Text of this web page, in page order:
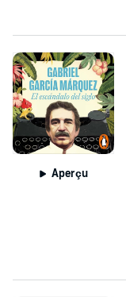
Aperçu